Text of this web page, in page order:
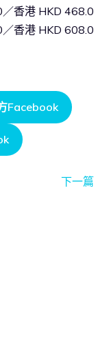
香港 HKD 468.0
香港 HKD 608.0
Facebook
下一篇